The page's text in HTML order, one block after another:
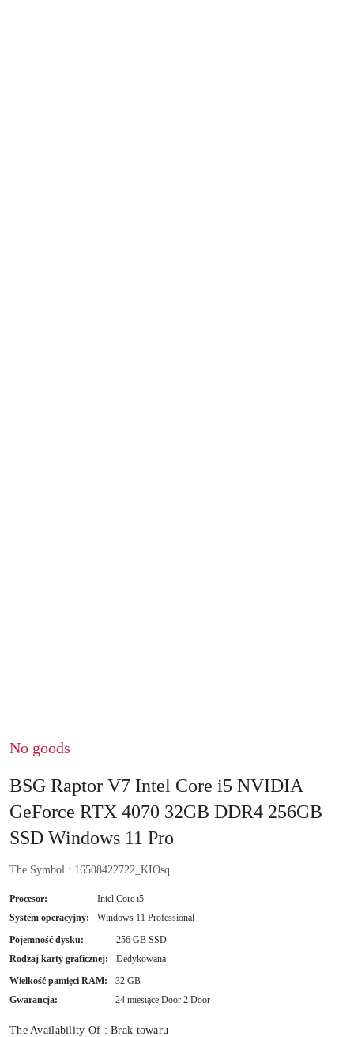
No goods
BSG Raptor V7 Intel Core i5 NVIDIA
GeForce RTX 4070 32GB DDR4 256GB
SSD Windows 11 Pro
The Symbol : 16508422722_KIOsq
Procesor:
Intel Core i5
System operacyjny:
Windows 11 Professional
Pojemność dysku:
256 GB SSD
Rodzaj karty graficznej:
Dedykowana
Wielkość pamięci RAM:
32 GB
Gwarancja:
24 miesiące Door 2 Door
The Availability Of :Brak towaru